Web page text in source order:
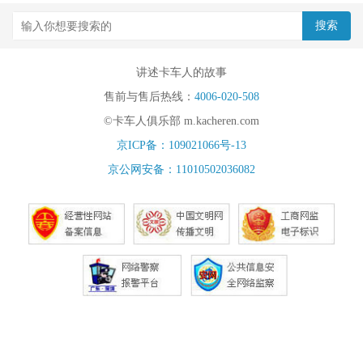
讲述卡车人的故事
售前与售后热线： 4006-020-508
©卡车人俱乐部 m.kacheren.com
京ICP备：109021066号-13
京公网安备：11010502036082